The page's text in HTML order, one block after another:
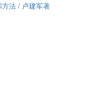
法 / 卢建军著